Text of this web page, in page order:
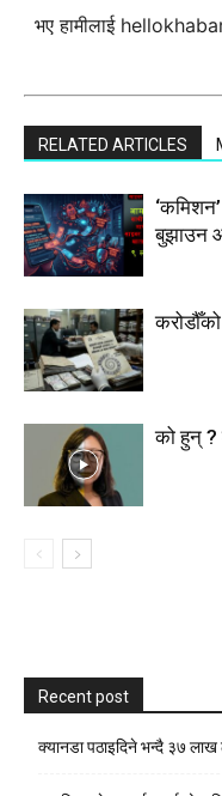
भए हामीलाई
RELATED ARTICLES
बुझाउन
को हुन् ?
Recent post
क्यानडा पठाइदिने भन्दै ३७ लाख